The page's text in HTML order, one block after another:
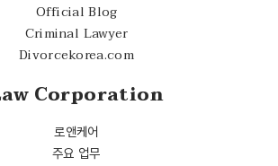
Official Blog
Criminal Lawyer
Divorcekorea.com
Corporation
로앤케어
주요 업무